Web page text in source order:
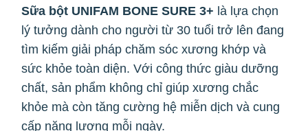
Sữa bột UNIFAM BONE SURE 3+ là lựa chọn
lý tưởng dành cho người từ 30 tuổi trở lên đang
tìm kiếm giải pháp chăm sóc xương khớp và
sức khỏe toàn diện. Với công thức giàu dưỡng
chất, sản phẩm không chỉ giúp xương chắc
khỏe mà còn tăng cường hệ miễn dịch và cung
cấp năng lượng mỗi ngày.